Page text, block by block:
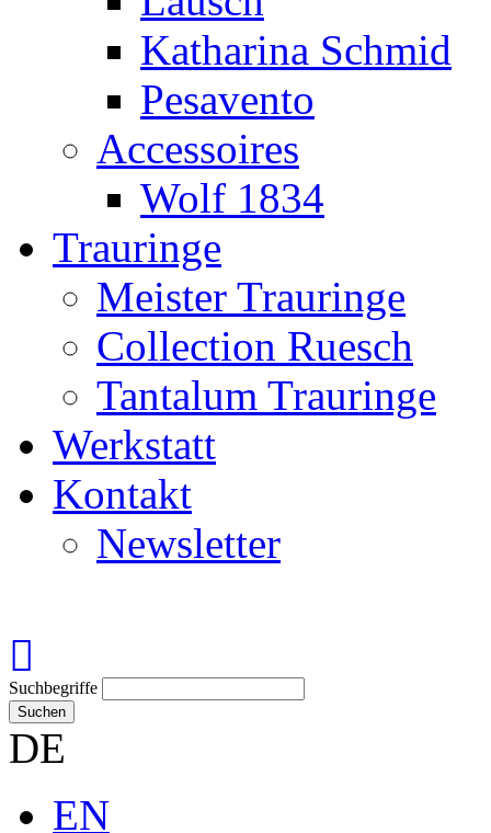
Katharina Schmid
Pesavento
Accessoires
Wolf 1834
Trauringe
Meister Trauringe
Collection Ruesch
Tantalum Trauringe
Werkstatt
Kontakt
Newsletter
Suchbegriffe
Suchen
DE
EN